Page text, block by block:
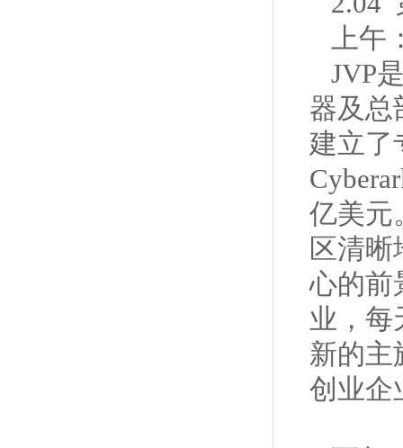
上午
JVP
器及总
建立了
亿美元
区清
心的前
业，每
新的主
创业企